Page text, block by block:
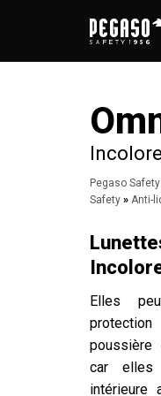
Pegaso Safety
Safety » Anti-
Elles
poussière
car elles
intérieure